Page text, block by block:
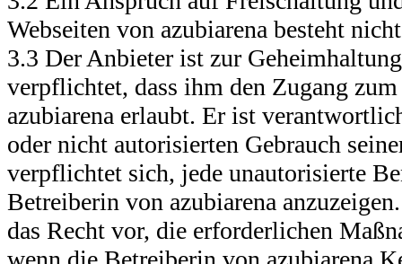
Webseiten von azubiarena besteht
3.3 Der Anbieter ist zur
verpflichtet, dass ihm den Zugang
azubiarena erlaubt. Er ist
oder nicht autorisierten Gebrauch
verpflichtet sich, jede unautorisierte
Betreiberin von azubiarena
das Recht vor, die erforderlichen